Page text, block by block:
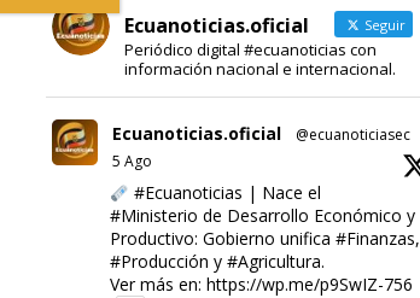
Ecuanoticias.oficial Seguir
Periódico digital #ecuanoticias con
información nacional e internacional.
Ecuanoticias.oficial @ecuanoticiasec
5 Ago
#Ecuanoticias | Nace el
#Ministerio de Desarrollo Económico y
Productivo: Gobierno unifica #Finanzas,
#Producción y #Agricultura.
Ver más en: https://wp.me/p9SwIZ-756